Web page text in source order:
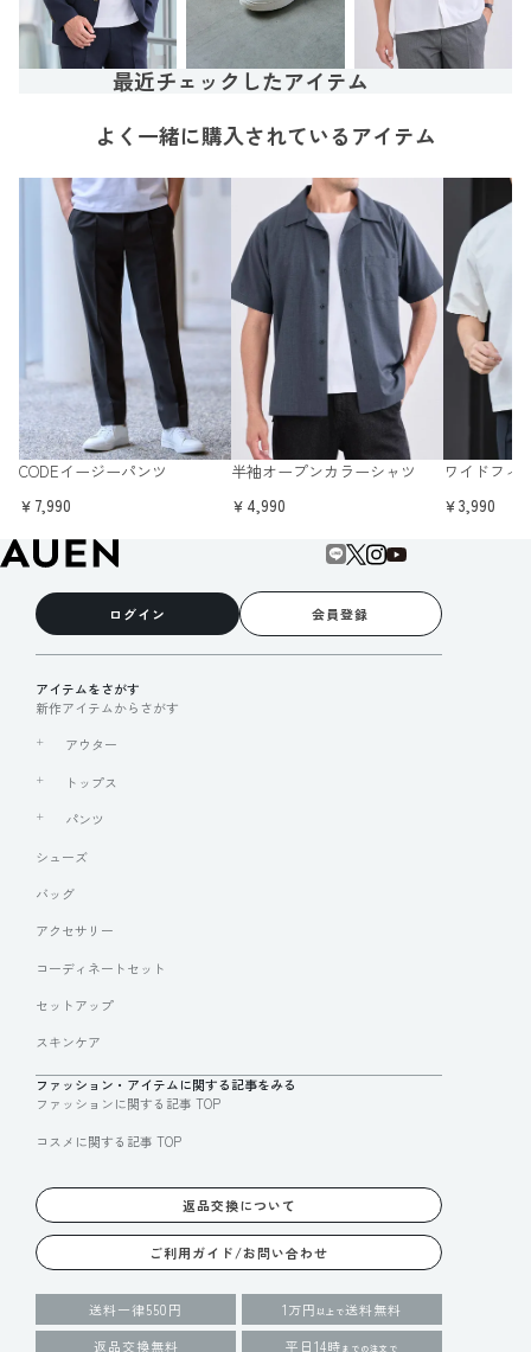
最近チェックしたアイテム
よく一緒に購入されているアイテム
CODEイージーパンツ
￥7,990
半袖オープンカラーシャツ
￥4,990
ワイドフィ
￥3,990
ログイン 会員登録
アイテムをさがす
新作アイテムからさがす
アウター
トップス
パンツ
シューズ
バッグ
アクセサリー
コーディネートセット
セットアップ
スキンケア
ファッション・アイテムに関する記事をみる
ファッションに関する記事 TOP
コスメに関する記事 TOP
返品交換について
ご利用ガイド/お問い合わせ
送料一律550円 1万円 以上で送料無料
返品交換無料
平日14時 までの注文で